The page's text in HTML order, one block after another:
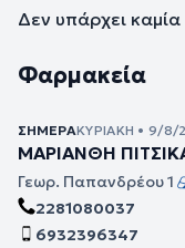
Δεν υπάρχει
Φαρμακεία
ΣΉΜΕΡΑΚΥΡΙΑΚΉ • 9/8/
ΜΑΡΙΑΝΘΗ
Γεωρ. Παπανδρέου 1
2281080037
6932396347